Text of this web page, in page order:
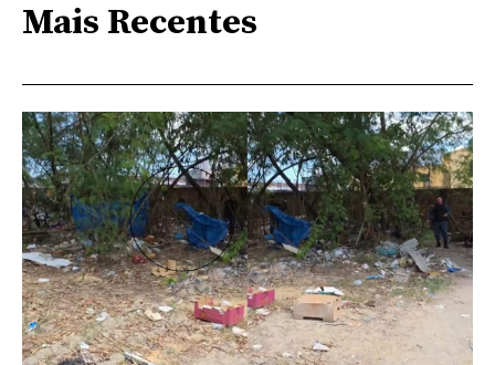
Mais Recentes